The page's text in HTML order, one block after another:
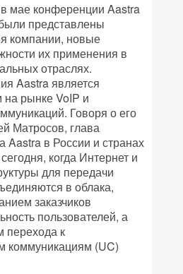
мае конференции Aastra
представлены
компании, новые
их применения в
отраслях.
Aastra является
рынке VoIP и
Говоря о его
Матросов, глава
Aastra в России и странах
когда Интернет и
для передачи
в облака,
заказчиков
пользователей, а
перехода к
коммуникациям (UC)